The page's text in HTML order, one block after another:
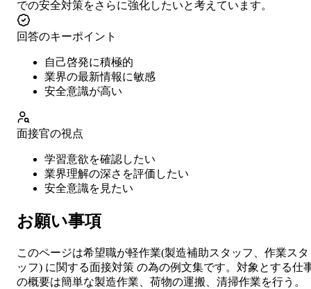
での安全対策をさらに強化したいと考えています。
回答のキーポイント
自己啓発に積極的
業界の最新情報に敏感
安全意識が高い
面接官の視点
学習意欲を確認したい
業界理解の深さを評価したい
安全意識を見たい
お願い事項
このページは希望職が軽作業(製造補助スタッフ、作業スタ
ッフ) に関する面接対策 の為の例文集です。対象とする仕
の概要は簡単な製造作業、荷物の運搬、清掃作業を行う。